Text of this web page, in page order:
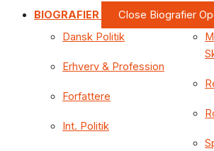
BIOGRAFIER Close Biografier
Dansk Politik
Erhverv & Profession
Forfattere
Int. Politik